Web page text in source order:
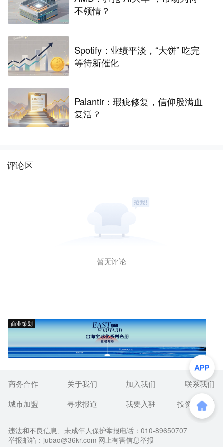
不领情？
Spotify：业绩平淡，“大饼” 吃完
等待新催化
Palantir：瑕疵修复，信仰股满血
复活？
评论区
暂无评论
商业策划
商务合作 关于我们 加入我们
联系我们
城市加盟
寻求报道 我要入驻 投资者关系
违法和不良信息、未成年人保护举报电话：010-89650707
举报邮箱：jubao@36kr.com 网上有害信息举报